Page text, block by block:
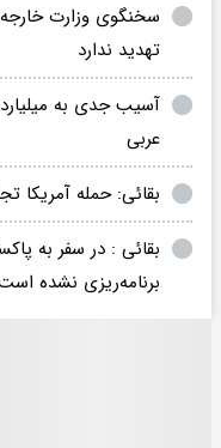
سخنگوی وزارت
تهدید ندارد
آسیب جدی به
عربی
بقائی: حمله آمریکا
بقائی : در سفر به
برنامه‌ریزی نشده